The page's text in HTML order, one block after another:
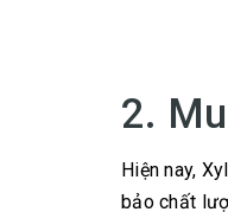
2.
Hiện nay,
bảo chất